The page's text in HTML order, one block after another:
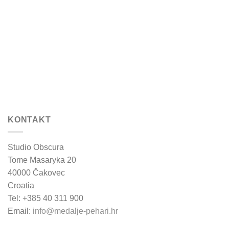
KONTAKT
Studio Obscura
Tome Masaryka 20
40000 Čakovec
Croatia
Tel: +385 40 311 900
Email: info@medalje-pehari.hr